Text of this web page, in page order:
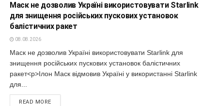
Маск не дозволив Україні використовувати Starlink
для знищення російських пускових установок
балістичних ракет
08.08.2026
Маск не дозволив Україні використовувати Starlink для
знищення російських пускових установок балістичних
ракет<p>Ілон Маск відмовив Україні у використанні Starlink
для...
READ MORE